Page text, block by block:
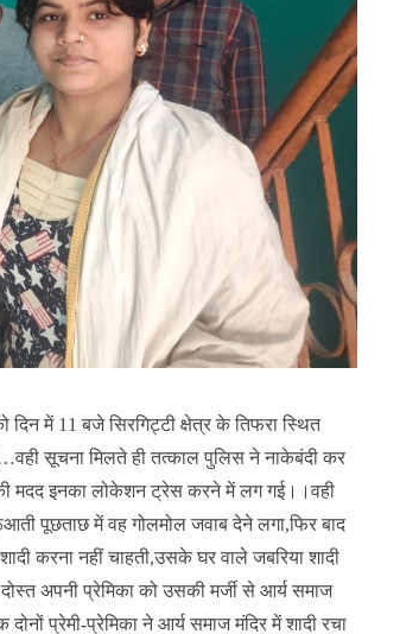
दिन में 11 बजे सिरगिट्टी क्षेत्र के तिफरा स्थित
सूचना मिलते ही तत्काल पुलिस ने नाकेबंदी कर
मदद इनका लोकेशन ट्रेस करने में लग गई।।वही
पूछताछ में वह गोलमोल जवाब देने लगा,फिर बाद
करना नहीं चाहती,उसके घर वाले जबरिया शादी
अपनी प्रेमिका को उसकी मर्जी से आर्य समाज
प्रेमी-प्रेमिका ने आर्य समाज मंदिर में शादी रचा